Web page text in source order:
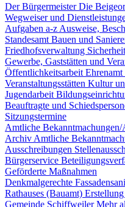
Der BürgermeisterDie
Wegweiser und
Aufgaben a-z Ausweise,
Standesamt Bauen und
Friedhofsverwaltung
Gewerbe, Gaststätten und
Öffentlichkeitsarbeit
Veranstaltungsstätten Kultur
Jugendarbeit
Beauftragte und
Sitzungstermine
Amtliche
Archiv Amtliche
Ausschreibungen
Bürgerservice
Geförderte Maßnahmen
Denkmalgerechte
Rathauses (Bauamt)
Gemeinde SchiffweilerMehr